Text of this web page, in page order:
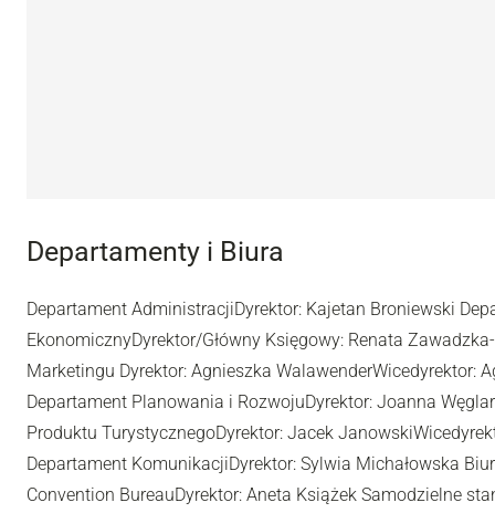
Departamenty i Biura
Departament AdministracjiDyrektor: Kajetan Broniewski
EkonomicznyDyrektor/Główny Księgowy: Renata
Marketingu Dyrektor: Agnieszka WalawenderWicedyrektor:
Departament Planowania i RozwojuDyrektor: Joanna
Produktu TurystycznegoDyrektor: Jacek
Departament KomunikacjiDyrektor: Sylwia Michałowska
Convention BureauDyrektor: Aneta Książek Samodzielne